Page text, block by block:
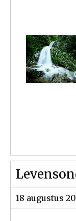
18 augustus